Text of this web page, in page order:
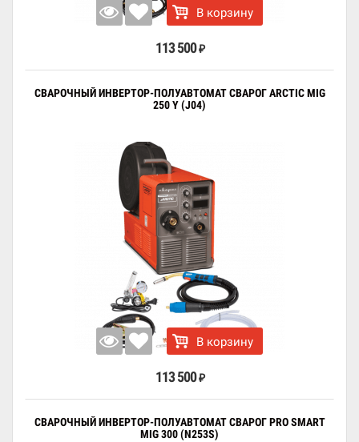
В корзину
113 500 ₽
СВАРОЧНЫЙ ИНВЕРТОР-ПОЛУАВТОМАТ СВАРОГ ARCTIC MIG
250 Y (J04)
В корзину
113 500 ₽
СВАРОЧНЫЙ ИНВЕРТОР-ПОЛУАВТОМАТ СВАРОГ PRO SMART
MIG 300 (N253S)